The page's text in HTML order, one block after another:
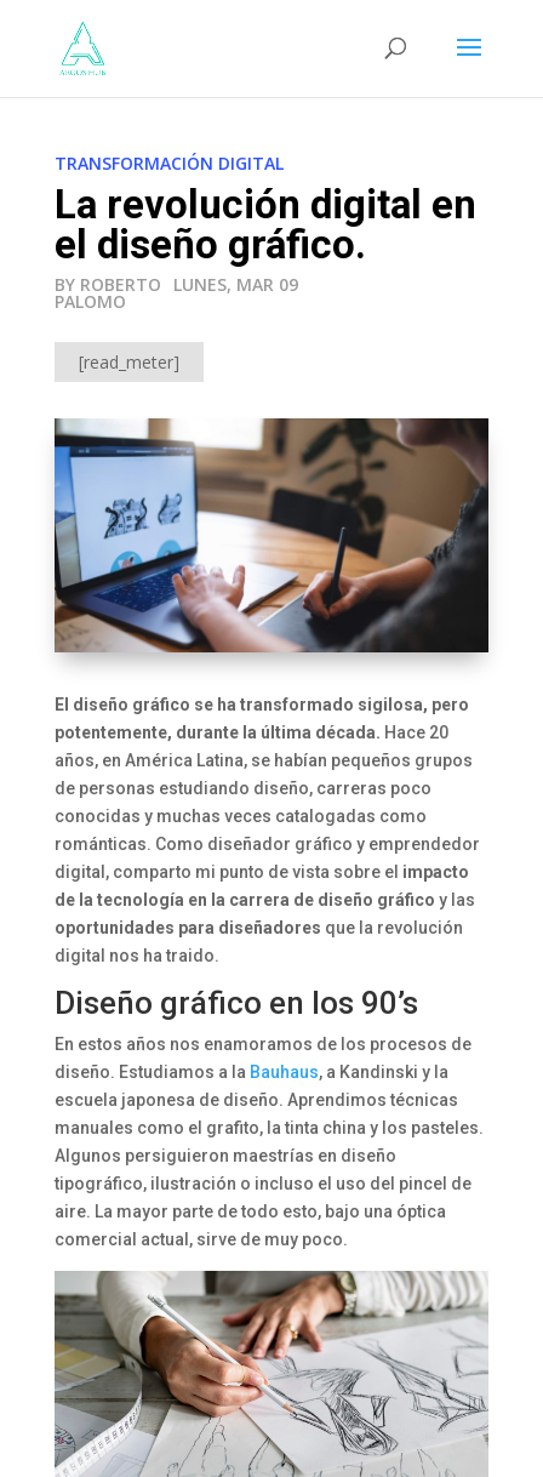
TRANSFORMACIÓN DIGITAL
La revolución digital en
el diseño gráfico.
BY ROBERTO
PALOMO
LUNES, MAR 09
[read_meter]
El diseño gráfico se ha transformado sigilosa, pero
potentemente, durante la última década. Hace 20
años, en América Latina, se habían pequeños grupos
de personas estudiando diseño, carreras poco
conocidas y muchas veces catalogadas como
románticas. Como diseñador gráfico y emprendedor
digital, comparto mi punto de vista sobre el impacto
de la tecnología en la carrera de diseño gráfico y las
oportunidades para diseñadores que la revolución
digital nos ha traido.
Diseño gráfico en los 90’s
En estos años nos enamoramos de los procesos de
diseño. Estudiamos a la Bauhaus, a Kandinski y la
escuela japonesa de diseño. Aprendimos técnicas
manuales como el grafito, la tinta china y los pasteles.
Algunos persiguieron maestrías en diseño
tipográfico, ilustración o incluso el uso del pincel de
aire. La mayor parte de todo esto, bajo una óptica
comercial actual, sirve de muy poco.